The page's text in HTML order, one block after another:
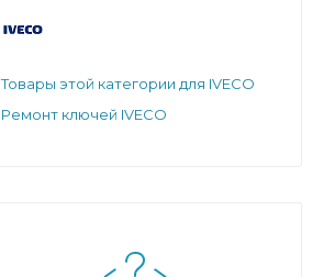
Товары этой категории для IVECO
Ремонт ключей IVECO